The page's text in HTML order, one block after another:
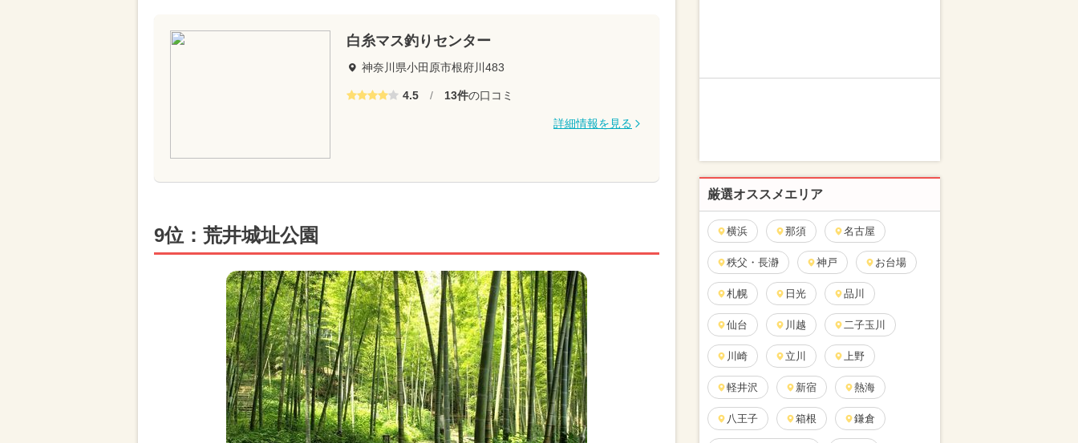
白糸マス釣りセンター
神奈川県小田原市根府川483
4.5 / 13件の口コミ
詳細情報を見る
9位：荒井城址公園
厳選オススメエリア
横浜 那須 名古屋
秩父・長瀞 神戸 お台場
札幌 日光 品川
仙台 川越 二子玉川
川崎 立川 上野
軽井沢 新宿 熱海
八王子 箱根 鎌倉